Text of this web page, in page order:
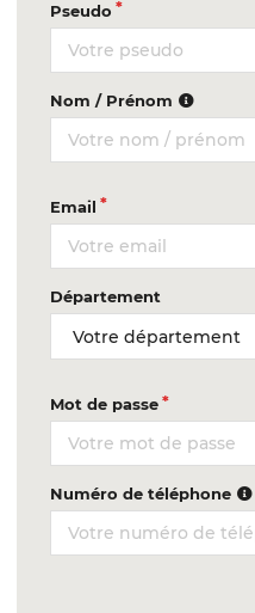
Pseudo
Nom / Prénom
Email
Département
Mot de passe
Numéro de téléphone